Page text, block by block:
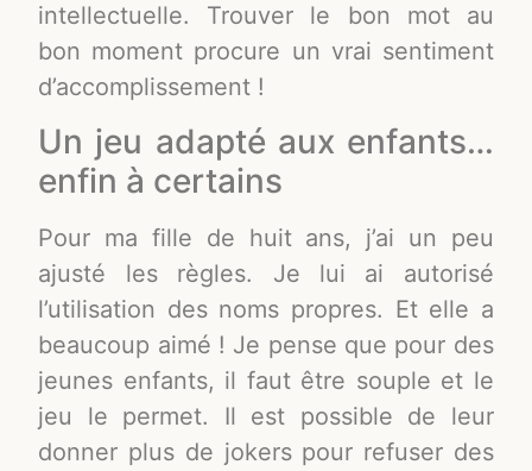
intellectuelle. Trouver le bon mot au
bon moment procure un vrai sentiment
d’accomplissement !
Un jeu adapté aux enfants…
enfin à certains
Pour ma fille de huit ans, j’ai un peu
ajusté les règles. Je lui ai autorisé
l’utilisation des noms propres. Et elle a
beaucoup aimé ! Je pense que pour des
jeunes enfants, il faut être souple et le
jeu le permet. Il est possible de leur
donner plus de jokers pour refuser des